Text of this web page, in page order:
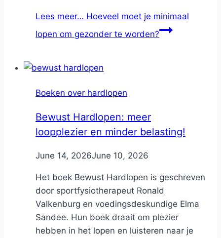
Lees meer… Hoeveel moet je minimaal
lopen om gezonder te worden?
Boeken over hardlopen
Bewust Hardlopen: meer
loopplezier en minder belasting!
ByNicole
June 14, 2026June 10, 2026
Het boek Bewust Hardlopen is geschreven
door sportfysiotherapeut Ronald
Valkenburg en voedingsdeskundige Elma
Sandee. Hun boek draait om plezier
hebben in het lopen en luisteren naar je